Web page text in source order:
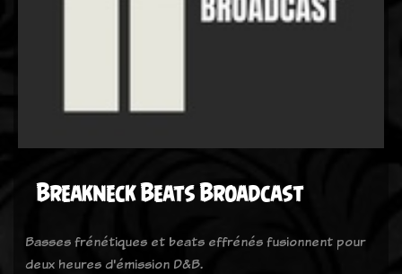
Breakneck Beats Broadcast
Basses frénétiques et beats effrénés fusionnent pour
deux heures d'émission D&B.